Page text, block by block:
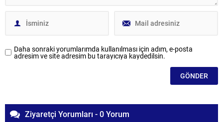
Daha sonraki yorumlarımda kullanılması için adım, e-posta
adresim ve site adresim bu tarayıcıya kaydedilsin.
Ziyaretçi Yorumları - 0 Yorum